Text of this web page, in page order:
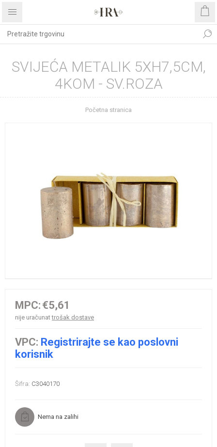
SVIJEĆA METALIK 5XH7,5CM,
4KOM - SV.ROZA
Početna stranica
MPC: €5,61
nije uračunattrošak dostave
VPC: Registrirajte se kao poslovni
korisnik
Šifra: C3040170
Nema na zalihi